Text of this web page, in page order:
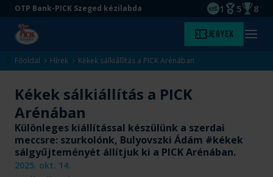
Ugrás
tartalomra
Ugrás
aljára
OTP Bank-PICK Szeged kézilabda
EHF
1
Magyar
5 8
Kezdőlap Jegyek Menü
Főoldal Hírek Kékek sálkiállítás a PICK Arénában
Kékek sálkiállítás a PICK
Arénában
Különleges kiállítással készülünk a szerdai
meccsre: szurkolónk, Bulyovszki Ádám #kékek
sálgyűjteményét állítjuk ki a PICK Arénában.
2025. okt. 14.